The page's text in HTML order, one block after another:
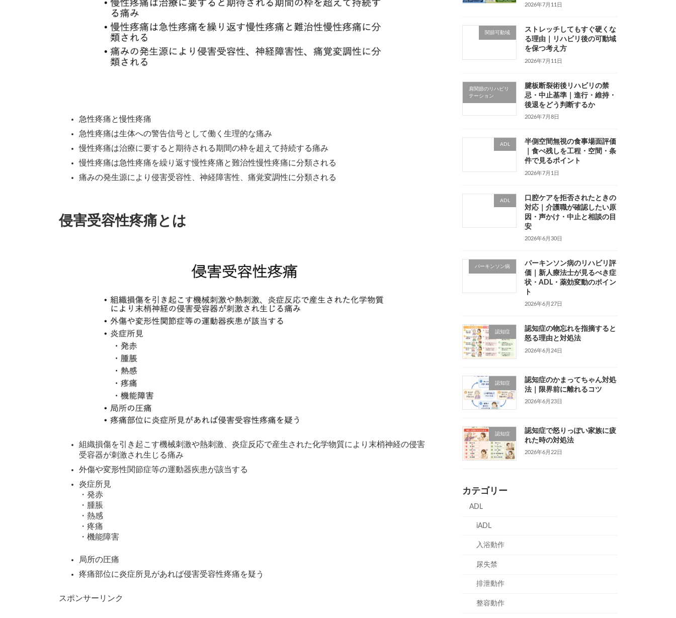
急性疼痛と慢性疼痛
急性疼痛は生体への警告信号として働く生理的な痛み
慢性疼痛は治療に要すると期待される期間の枠を超えて持続する痛み
慢性疼痛は急性疼痛を繰り返す慢性疼痛と難治性慢性疼痛に分類される
痛みの発生源により侵害受容性、神経障害性、痛覚変調性に分類される
侵害受容性疼痛 とは
組織損傷を引き起こす機械刺激や熱刺激、炎症反応で産生された化学物質により末梢神経の侵害
受容器が刺激され生じる痛み
外傷や変形性関節症等の運動器疾患が該当する
炎症所見
・発赤
・腫脹
・熱感
・疼痛
・機能障害
局所の圧痛
疼痛部位に炎症所見があれば侵害受容性疼痛を疑う
スポンサーリンク
2026年7月11日
関節可動域
ストレッチしてもすぐ硬くな
る理由｜リハビリ後の可動域
を保つ考え方
2026年7月11日
肩関節のリハビリ
テーション
腱板断裂術後リハビリの禁
忌・中止基準｜進行・維持・
後退をどう判断するか
2026年7月8日
ADL
半側空間無視の食事場面評価
｜食べ残しを工程・空間・条
件で見るポイント
2026年7月1日
ADL
口腔ケアを拒否されたときの
対応｜介護職が確認したい原
因・声かけ・中止と相談の目
安
2026年6月30日
パーキンソン病
パーキンソン病のリハビリ評
価｜新人療法士が見るべき症
状・ADL・薬効変動のポイン
ト
2026年6月27日
認知症
認知症の物忘れを指摘すると
怒る理由と対処法
2026年6月24日
認知症
認知症のかまってちゃん対処
法｜限界前に離れるコツ
2026年6月23日
認知症
認知症で怒りっぽい家族に疲
れた時の対処法
2026年6月22日
カテゴリー
ADL
iADL
入浴動作
尿失禁
排泄動作
整容動作